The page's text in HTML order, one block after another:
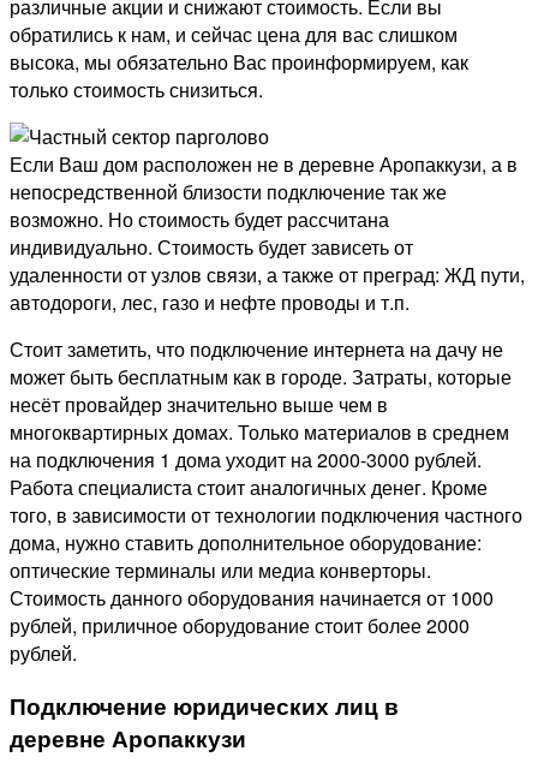
различные акции и снижают стоимость. Если вы
обратились к нам, и сейчас цена для вас слишком
высока, мы обязательно Вас проинформируем, как
только стоимость снизиться.
Если Ваш дом расположен не в деревне Аропаккузи, а в
непосредственной близости подключение так же
возможно. Но стоимость будет рассчитана
индивидуально. Стоимость будет зависеть от
удаленности от узлов связи, а также от преград: ЖД пути,
автодороги, лес, газо и нефте проводы и т.п.
Стоит заметить, что подключение интернета на дачу не
может быть бесплатным как в городе. Затраты, которые
несёт провайдер значительно выше чем в
многоквартирных домах. Только материалов в среднем
на подключения 1 дома уходит на 2000-3000 рублей.
Работа специалиста стоит аналогичных денег. Кроме
того, в зависимости от технологии подключения частного
дома, нужно ставить дополнительное оборудование:
оптические терминалы или медиа конверторы.
Стоимость данного оборудования начинается от 1000
рублей, приличное оборудование стоит более 2000
рублей.
Подключение юридических лиц в
деревне Аропаккузи